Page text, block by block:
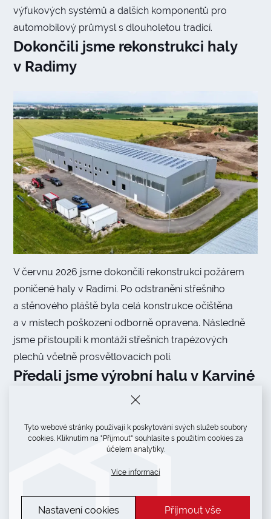
Tyto webové stránky používají k poskytování svých služeb soubory
cookies. Kliknutím na "Přijmout" souhlasíte s použitím cookies za
účelem analytiky.
Více informací
Nastavení cookies Přijmout vše
výfukových systémů a dalších komponentů pro
automobilový průmysl s dlouholetou tradicí.
Dokončili jsme rekonstrukci haly
v Radimy
V červnu 2026 jsme dokončili rekonstrukci požárem
poničené haly v Radimi. Po odstranění střešního
a stěnového pláště byla celá konstrukce očištěna
a v místech poškození odborně opravena. Následně
jsme přistoupili k montáži střešních trapézových
plechů včetně prosvětlovacích polí.
Předali jsme výrobní halu v Karviné